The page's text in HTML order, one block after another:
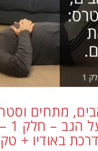
מתחים
בשכיבה על הגב – חלק 1 –
באודיו +